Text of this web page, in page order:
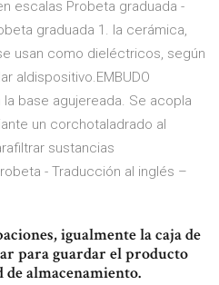
escalas Probeta graduada -
graduada 1. la cerámica,
usan como dieléctricos, según
aldispositivo.EMBUDO
la base agujereada. Se acopla
un corchotaladrado al
sustancias
- Traducción al inglés –
igualmente la caja de
para guardar el producto
de almacenamiento.